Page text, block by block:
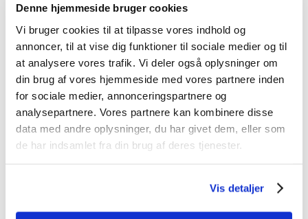
Denne hjemmeside bruger cookies
Vi bruger cookies til at tilpasse vores indhold og
annoncer, til at vise dig funktioner til sociale medier og til
at analysere vores trafik. Vi deler også oplysninger om
din brug af vores hjemmeside med vores partnere inden
for sociale medier, annonceringspartnere og
analysepartnere. Vores partnere kan kombinere disse
data med andre oplysninger, du har givet dem, eller som
de har indsamlet fra din brug af deres tjenester.
Vis detaljer
Indhent gratis byggetilbud
Mobil:​30 70 45 15​